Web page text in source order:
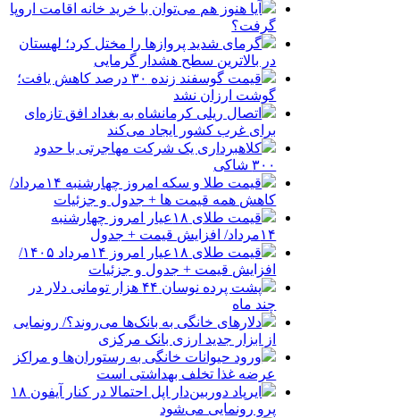
آیا هنوز هم می‌توان با خرید خانه اقامت اروپا
گرفت؟
گرمای شدید پروازها را مختل کرد؛ لهستان
در بالاترین سطح هشدار گرمایی
قیمت گوسفند زنده ۳۰ درصد کاهش یافت؛
گوشت ارزان نشد
اتصال ریلی کرمانشاه به بغداد افق تازه‌ای
برای غرب کشور ایجاد می‌کند
کلاهبرداری یک شرکت مهاجرتی با حدود
۳۰۰ شاکی
قیمت طلا و سکه امروز چهارشنبه ۱۴مرداد/
کاهش همه قیمت ها + جدول و جزئیات
قیمت طلای ۱۸عیار امروز چهارشنبه
۱۴مرداد/ افزایش قیمت + جدول
قیمت طلای ۱۸عیار امروز ۱۴مرداد ۱۴۰۵/
افزایش قیمت + جدول و جزئیات
پشت پرده نوسان ۴۴ هزار تومانی دلار در
چند ماه
دلارهای خانگی به بانک‌ها می‌روند؟/ رونمایی
از ابزار جدید ارزی بانک مرکزی
ورود حیوانات خانگی به رستوران‌ها و مراکز
عرضه غذا تخلف بهداشتی است
ایرپاد دوربین‌دار اپل احتمالا در کنار آیفون ۱۸
پرو رونمایی می‌شود